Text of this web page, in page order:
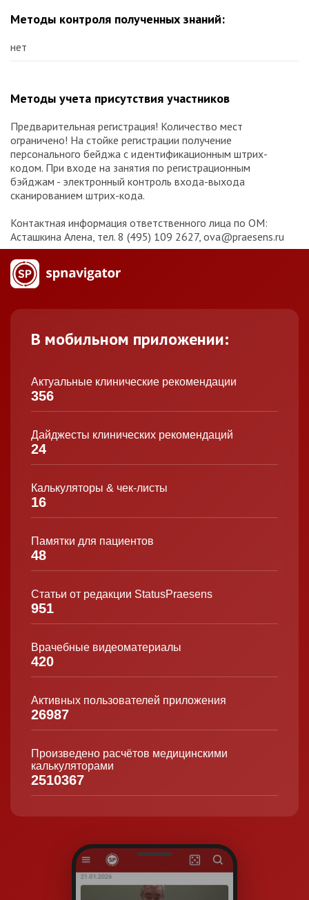
Методы контроля полученных знаний:
нет
Методы учета присутствия участников
Предварительная регистрация! Количество мест
ограничено! На стойке регистрации получение
персонального бейджа с идентификационным штрих-
кодом. При входе на занятия по регистрационным
бэйджам - электронный контроль входа-выхода
сканированием штрих-кода.
Контактная информация ответственного лица по ОМ:
Асташкина Алена, тел. 8 (495) 109 2627, ova@praesens.ru
В мобильном приложении:
Актуальные клинические рекомендации
356
Дайджесты клинических рекомендаций
24
Калькуляторы & чек-листы
16
Памятки для пациентов
48
Статьи от редакции StatusPraesens
951
Врачебные видеоматериалы
420
Активных пользователей приложения
26987
Произведено расчётов медицинскими
калькуляторами
2510367